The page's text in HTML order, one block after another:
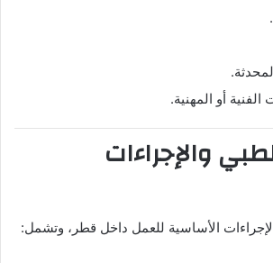
أو المهنية.
والإجراءات
الأساسية للعمل داخل قطر، وتشمل: